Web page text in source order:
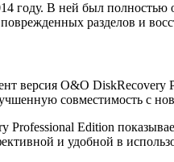
году. В ней был
разделов и
версия O&O
совместимость с
Edition
и удобной в